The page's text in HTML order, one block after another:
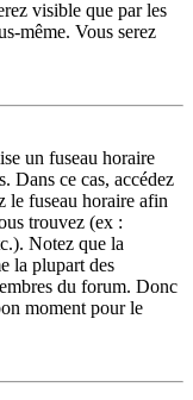
visible que par les
même. Vous serez
un fuseau horaire
Dans ce cas, accédez
le fuseau horaire afin
trouvez (ex :
Notez que la
la plupart des
du forum. Donc
moment pour le